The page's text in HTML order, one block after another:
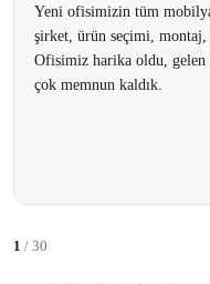
Yeni ofisimizin tüm
şirket, ürün seçimi, montaj,
Ofisimiz harika oldu, gelen
çok memnun kaldık.
1 / 30